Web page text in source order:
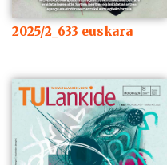
2025/2_633 euskara